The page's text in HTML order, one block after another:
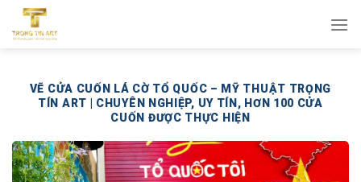
qua
VẼ CỬA CUỐN LÁ CỜ TỔ QUỐC – MỸ THUẬT TRỌNG
TÍN ART | CHUYÊN NGHIỆP, UY TÍN, HƠN 100 CỬA
CUỐN ĐƯỢC THỰC HIỆN